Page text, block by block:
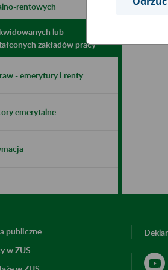
rentowych
lub
zakładów pracy
- emerytury i renty
emerytalne
publiczne
w ZUS